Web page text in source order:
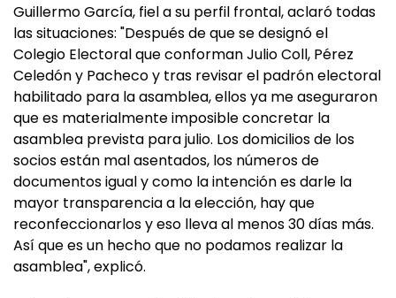
Guillermo García, fiel a su perfil frontal, aclaró todas
las situaciones: "Después de que se designó el
Colegio Electoral que conforman Julio Coll, Pérez
Celedón y Pacheco y tras revisar el padrón electoral
habilitado para la asamblea, ellos ya me aseguraron
que es materialmente imposible concretar la
asamblea prevista para julio. Los domicilios de los
socios están mal asentados, los números de
documentos igual y como la intención es darle la
mayor transparencia a la elección, hay que
reconfeccionarlos y eso lleva al menos 30 días más.
Así que es un hecho que no podamos realizar la
asamblea", explicó.